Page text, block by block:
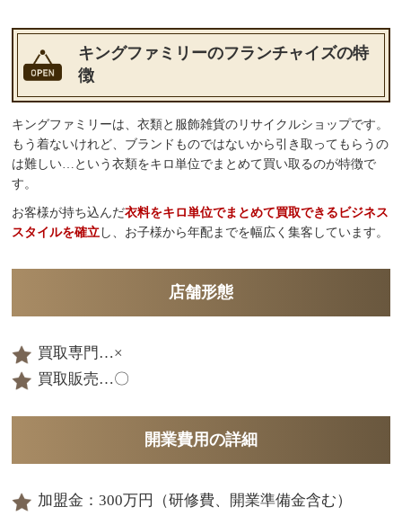
キングファミリーのフランチャイズの特
徴
キングファミリーは、衣類と服飾雑貨のリサイクルショップです。
もう着ないけれど、ブランドものではないから引き取ってもらうの
は難しい…という衣類をキロ単位でまとめて買い取るのが特徴で
す。
お客様が持ち込んだ衣料をキロ単位でまとめて買取できるビジネス
スタイルを確立 し、お子様から年配までを幅広く集客しています。
店舗形態
買取専門…×
買取販売…〇
開業費用の詳細
加盟金：300万円（研修費、開業準備金含む）